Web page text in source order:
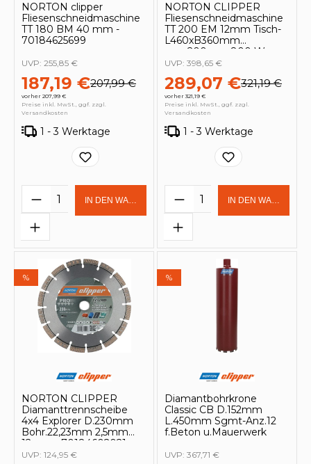
NORTON clipper
Fliesenschneidmaschine
TT 180 BM 40 mm -
70184625699
187,19 €207,99 €
vorher 207,99 €
UVP: 255,85 €
Preise inkl. MwSt., ggf. zzgl.
Versandkosten
1 - 3 Werktage
Produkt Anzahl: Gib den
IN DEN WARENKORB
NORTON CLIPPER
Fliesenschneidmaschine
TT 200 EM 12mm Tisch-
L460xB360mm
max.200mm 800 W -
70184625701
289,07 €321,19 €
vorher 321,19 €
UVP: 398,65 €
Preise inkl. MwSt., ggf. zzgl.
Versandkosten
1 - 3 Werktage
Produkt Anzahl:
IN DEN
%
NORTON CLIPPER
Diamanttrennscheibe
4x4 Explorer D.230mm
Bohr.22,23mm 2,5mm
12mm - 70184602021
UVP: 124,95 €
%
Diamantbohrkrone
Classic CB D.152mm
L.450mm Sgmt-Anz.12
f.Beton u.Mauerwerk
UVP: 367,71 €